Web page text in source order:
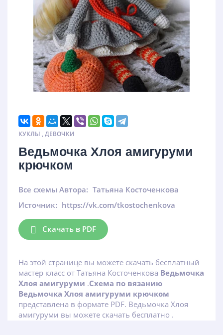
КУКЛЫ ,ДЕВОЧКИ
Ведьмочка Хлоя амигуруми
крючком
Все схемы Автора: Татьяна Косточенкова
Источник: https://vk.com/tkostochenkova
Скачать в PDF
На этой странице вы можете скачать бесплатный
мастер класс от Татьяна Косточенкова Ведьмочка
Хлоя амигуруми .Схема по вязанию
Ведьмочка Хлоя амигуруми крючком
представлена в формате PDF. Ведьмочка Хлоя
амигуруми вы можете скачать бесплатно .